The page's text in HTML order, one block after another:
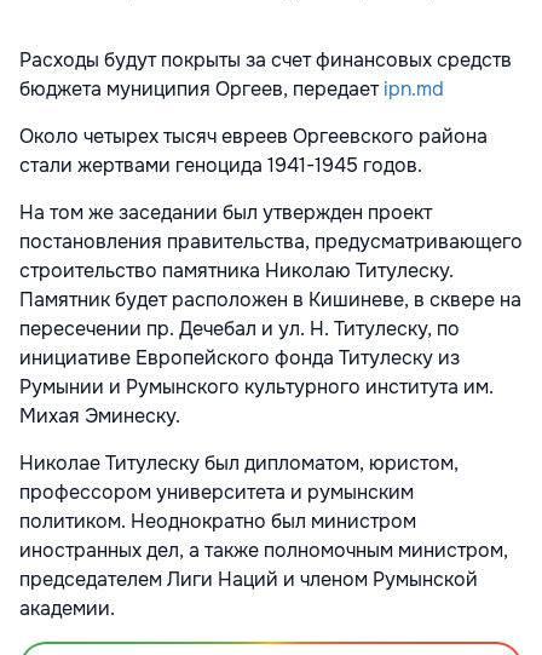
Расходы будут покрыты за счет финансовых средств
бюджета муниципия Оргеев, передаетipn.md
Около четырех тысяч евреев Оргеевского района
стали жертвами геноцида 1941-1945 годов.
На том же заседании был утвержден проект
постановления правительства, предусматривающего
строительство памятника Николаю Титулеску.
Памятник будет расположен в Кишиневе, в сквере на
пересечении пр. Дечебал и ул. Н. Титулеску, по
инициативе Европейского фонда Титулеску из
Румынии и Румынского культурного института им.
Михая Эминеску.
Николае Титулеску был дипломатом, юристом,
профессором университета и румынским
политиком. Неоднократно был министром
иностранных дел, а также полномочным министром,
председателем Лиги Наций и членом Румынской
академии.